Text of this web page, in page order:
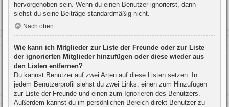
hervorgehoben sein. Wenn du einen Benutzer ignorierst, dann
siehst du seine Beiträge standardmäßig nicht.
Nach oben
Wie kann ich Mitglieder zur Liste der Freunde oder zur Liste
der ignorierten Mitglieder hinzufügen oder diese wieder aus
den Listen entfernen?
Du kannst Benutzer auf zwei Arten auf diese Listen setzen: In
jedem Benutzerprofil siehst du zwei Links: einen zum Hinzufügen
zur Liste der Freunde und einen zum Ignorieren des Benutzers.
Außerdem kannst du im persönlichen Bereich direkt Benutzer zu